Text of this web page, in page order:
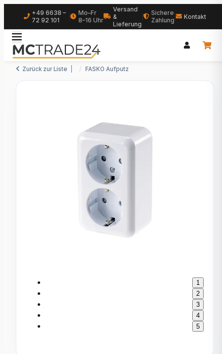
+49 6638 –
72 92 101
Mo–Fr
8–16 Uhr
Versand
&
Lieferung
Sichere
Zahlung
Kontakt
Zurück zur Liste FASKO Aufputz
1
2
3
4
5